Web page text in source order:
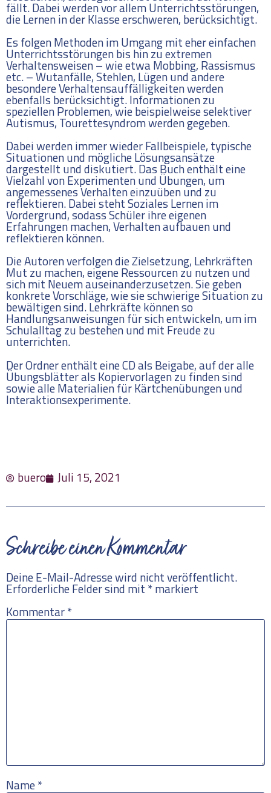
fällt. Dabei werden vor allem Unterrichtsstörungen,
die Lernen in der Klasse erschweren, berücksichtigt.
Es folgen Methoden im Umgang mit eher einfachen
Unterrichtsstörungen bis hin zu extremen
Verhaltensweisen – wie etwa Mobbing, Rassismus
etc. – Wutanfälle, Stehlen, Lügen und andere
besondere Verhaltensauffälligkeiten werden
ebenfalls berücksichtigt. Informationen zu
speziellen Problemen, wie beispielweise selektiver
Autismus, Tourettesyndrom werden gegeben.
Dabei werden immer wieder Fallbeispiele, typische
Situationen und mögliche Lösungsansätze
dargestellt und diskutiert. Das Buch enthält eine
Vielzahl von Experimenten und Übungen, um
angemessenes Verhalten einzuüben und zu
reflektieren. Dabei steht Soziales Lernen im
Vordergrund, sodass Schüler ihre eigenen
Erfahrungen machen, Verhalten aufbauen und
reflektieren können.
Die Autoren verfolgen die Zielsetzung, Lehrkräften
Mut zu machen, eigene Ressourcen zu nutzen und
sich mit Neuem auseinanderzusetzen. Sie geben
konkrete Vorschläge, wie sie schwierige Situation zu
bewältigen sind. Lehrkräfte können so
Handlungsanweisungen für sich entwickeln, um im
Schulalltag zu bestehen und mit Freude zu
unterrichten.
Der Ordner enthält eine CD als Beigabe, auf der alle
Übungsblätter als Kopiervorlagen zu finden sind
sowie alle Materialien für Kärtchenübungen und
Interaktionsexperimente.
buero Juli 15, 2021
Schreibe einen Kommentar
Deine E-Mail-Adresse wird nicht veröffentlicht.
Erforderliche Felder sind mit * markiert
Kommentar *
Name *